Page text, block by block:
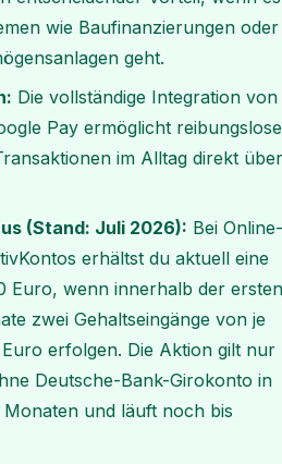
wie Baufinanzierungen oder
geht.
Die vollständige Integration von
Pay ermöglicht reibungslose
im Alltag direkt über
(Stand: Juli 2026): Bei Online-
erhältst du aktuell eine
Euro, wenn innerhalb der ersten
zwei Gehaltseingänge von je
Euro erfolgen. Die Aktion gilt nur
Deutsche-Bank-Girokonto in
und läuft noch bis